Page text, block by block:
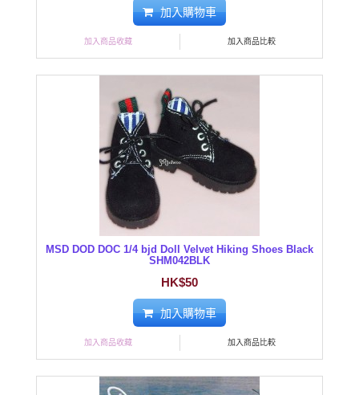
加入購物車
加入商品收藏 加入商品比較
MSD DOD DOC 1/4 bjd Doll Velvet Hiking Shoes Black
SHM042BLK
HK$50
加入購物車
加入商品收藏 加入商品比較